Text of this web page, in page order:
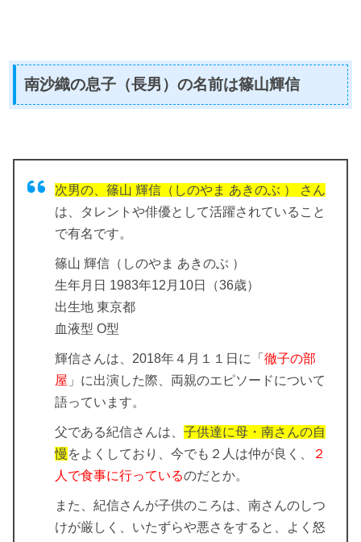
南沙織の息子（長男）の名前は篠山輝信
次男の、篠山 輝信（しのやま あきのぶ ） さん
は、タレントや俳優として活躍されていること
で有名です。
篠山 輝信（しのやま あきのぶ ）
生年月日 1983年12月10日（36歳）
出生地 東京都
血液型 O型
輝信さんは、2018年４月１１日に「 徹子の部
屋 」に出演した際、両親のエピソードについて
語っています。
父である紀信さんは、 子供達に母・南さんの自
慢 をよくしており、今でも２人は仲が良く、
２
人で食事に行っているのだとか。
また、紀信さんが子供のころは、南さんのしつ
けが厳しく、いたずらや悪さをすると、よく怒